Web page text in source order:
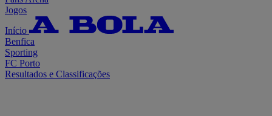
Jogos
Início
Benfica
Sporting
FC Porto
Resultados e Classificações